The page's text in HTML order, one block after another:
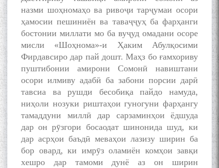
назми шоҳномаҳо ва ривоҷи тарҷумаи осори
ҳамосии пешиниён ва таваҷҷуҳ ба фарҳанги
бостонии миллати мо ба вуҷуд омадани осоре
мисли «Шоҳнома»-и Ҳаким Абулқосими
Фирдавсиро дар пай дошт. Маҳз бо ғамхориву
пуштибонии амирони Сомонӣ навиштани
осори илмиву адабӣ ба забони порсии дарӣ
тавсиа ва рушди бесобиқа пайдо намуда,
ниҳоли нозуки риштаҳои гуногуни фарҳангу
тамаддуни миллӣ дар сарзаминҳои ёдшуда
дар он рӯзгори босаодат шинонида шуд, ки
дар асрҳои баъдӣ меваҳои лазизу ширин ба
бор овард, ки имрӯз оламиён комҳои завқи
хешро дар тамоми дунё аз он ширин